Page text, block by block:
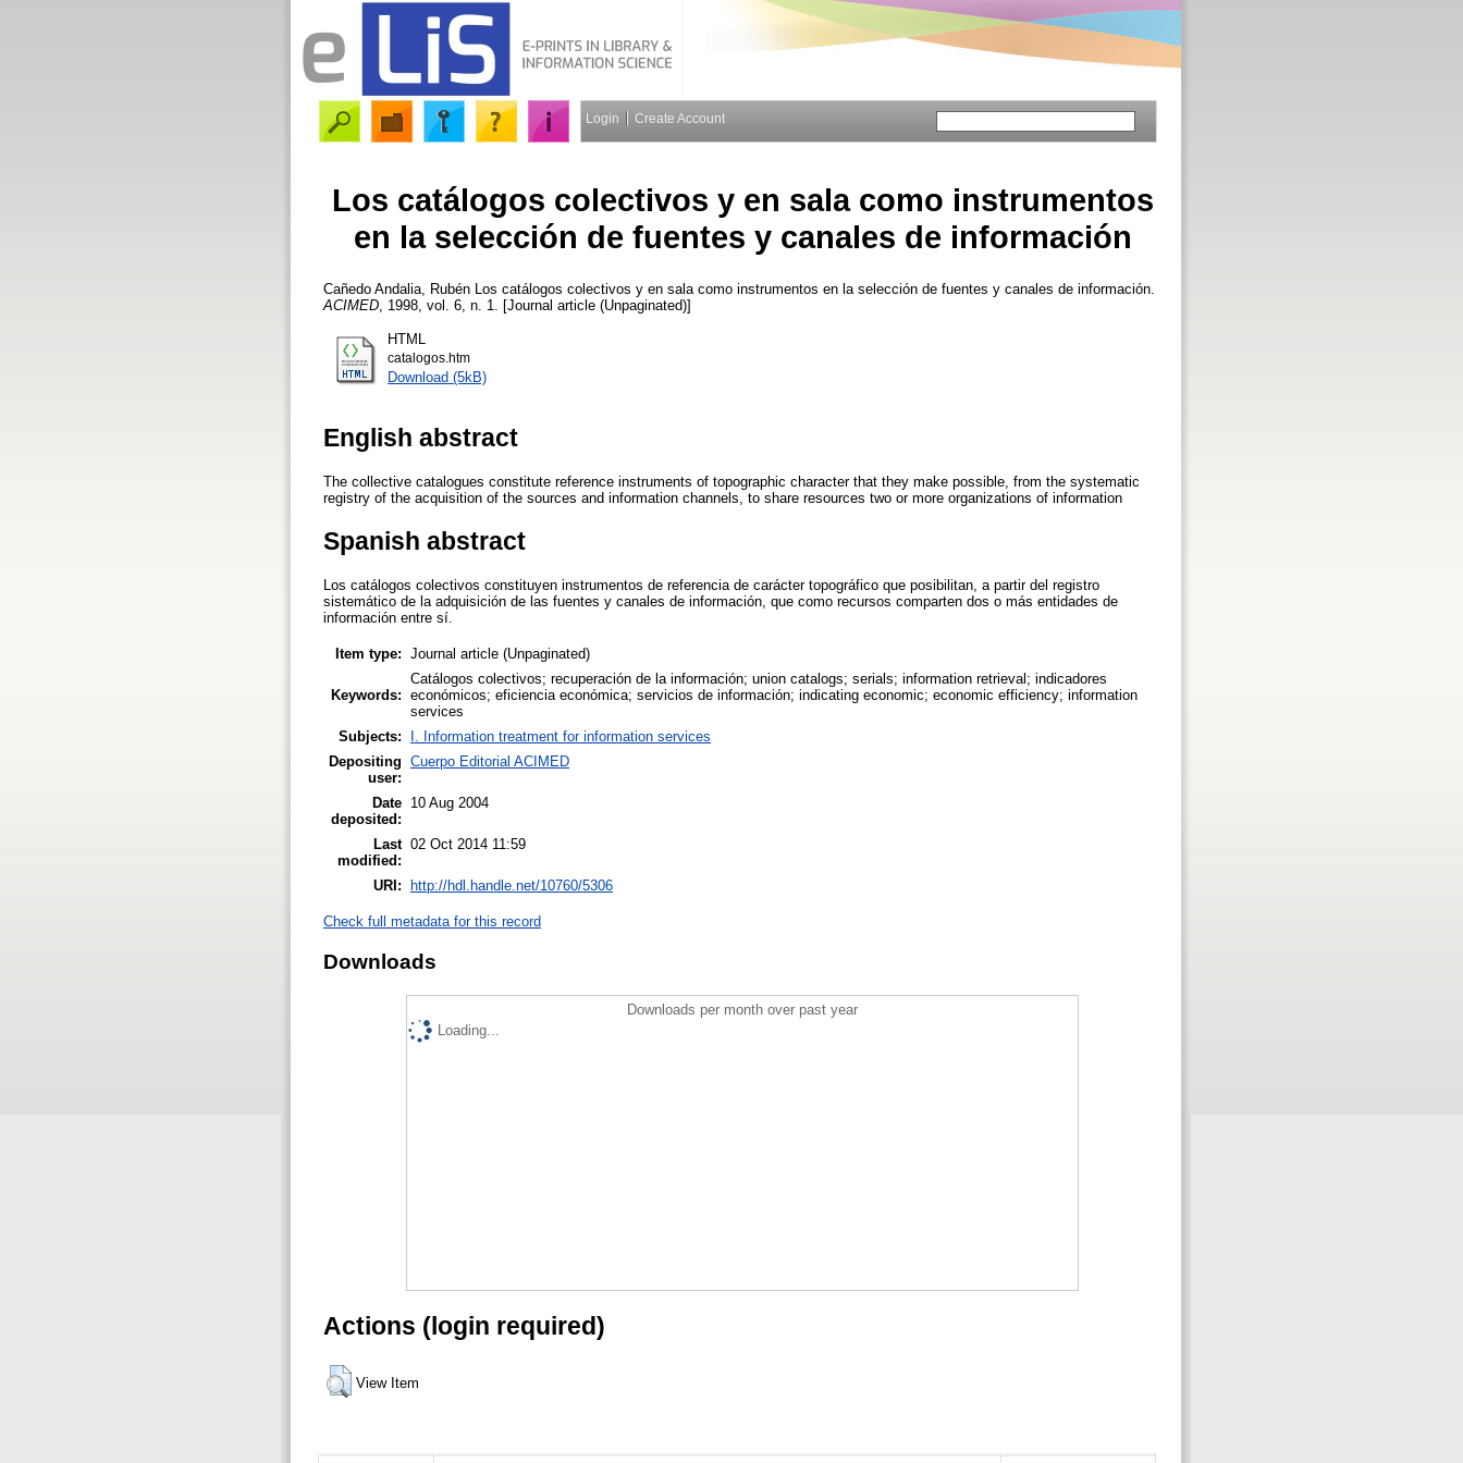
Login Create Account
Los catálogos colectivos y en sala como instrumentos
en la selección de fuentes y canales de información
Cañedo Andalia, Rubén Los catálogos colectivos y en sala como instrumentos en la selección de fuentes y canales de información.
ACIMED , 1998, vol. 6, n. 1. [Journal article (Unpaginated)]
HTML
catalogos.htm
Download (5kB)
English abstract
The collective catalogues constitute reference instruments of topographic character that they make possible, from the systematic
registry of the acquisition of the sources and information channels, to share resources two or more organizations of information
Spanish abstract
Los catálogos colectivos constituyen instrumentos de referencia de carácter topográfico que posibilitan, a partir del registro
sistemático de la adquisición de las fuentes y canales de información, que como recursos comparten dos o más entidades de
información entre sí.
Item type: Journal article (Unpaginated)
Keywords:
Catálogos colectivos; recuperación de la información; union catalogs; serials; information retrieval; indicadores
económicos; eficiencia económica; servicios de información; indicating economic; economic efficiency; information
services
Subjects:
I. Information treatment for information services
Depositing
user:
Cuerpo Editorial ACIMED
Date
deposited:
10 Aug 2004
Last
modified:
02 Oct 2014 11:59
URI: http://hdl.handle.net/10760/5306
Check full metadata for this record
Downloads
Downloads per month over past year
Loading...
Actions (login required)
View Item